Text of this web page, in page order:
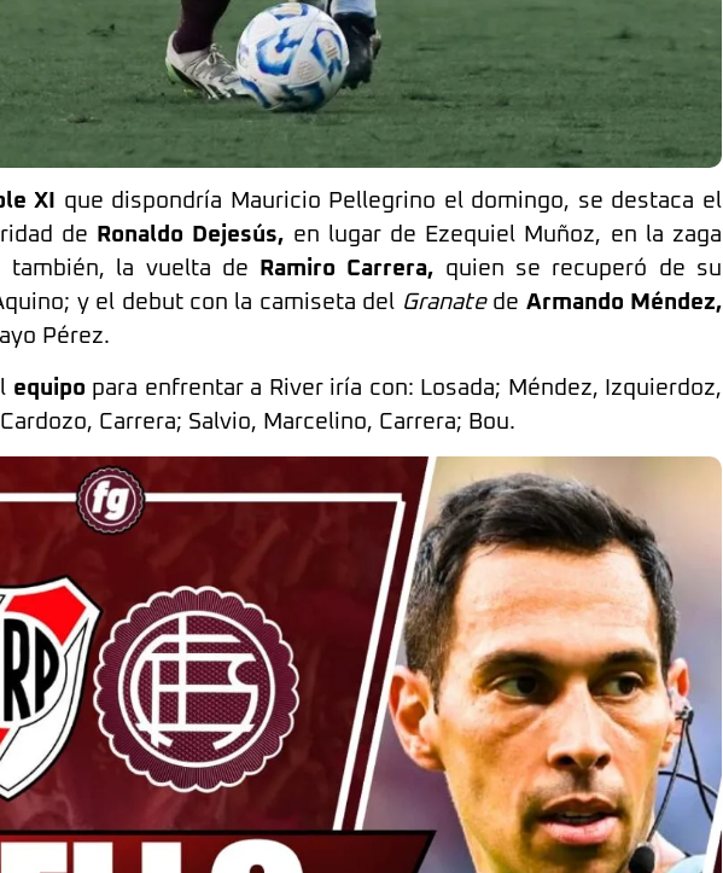
XI
que dispondría Mauricio Pellegrino el domingo, se destaca el
de
Ronaldo Dejesús, en lugar de Ezequiel Muñoz, en la zaga
también, la vuelta de
Ramiro Carrera, quien se recuperó de su
y el debut con la camiseta del Granatede Armando Méndez,
Pérez.
equipo para enfrentar a River iría con: Losada; Méndez, Izquierdoz,
Carrera; Salvio, Marcelino, Carrera; Bou.